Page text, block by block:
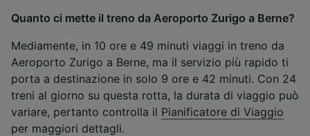
Quanto ci mette il treno da Aeroporto Zurigo a Berne?
Mediamente, in 10 ore e 49 minuti viaggi in treno da
Aeroporto Zurigo a Berne, ma il servizio più rapido ti
porta a destinazione in solo 9 ore e 42 minuti. Con 24
treni al giorno su questa rotta, la durata di viaggio può
variare, pertanto controlla il Pianificatore di Viaggio
per maggiori dettagli.